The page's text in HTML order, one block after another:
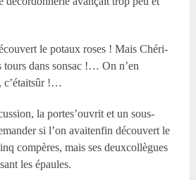
le potaux roses ! Mais Chéri-
tours dans sonsac !… On n’en
c’étaitsûr !…
la portes’ouvrit et un sous-
si l’on avaitenfin découvert le
compères, mais ses deuxcollègues
les épaules.